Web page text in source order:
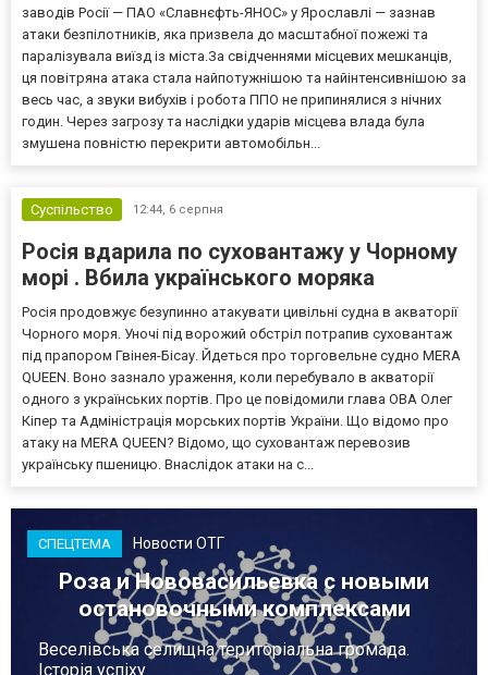
заводів Росії — ПАО «Славнєфть-ЯНОС» у Ярославлі — зазнав
атаки безпілотників, яка призвела до масштабної пожежі та
паралізувала виїзд із міста.За свідченнями місцевих мешканців,
ця повітряна атака стала найпотужнішою та найінтенсивнішою за
весь час, а звуки вибухів і робота ППО не припинялися з нічних
годин. Через загрозу та наслідки ударів місцева влада була
змушена повністю перекрити автомобільн...
Суспільство 12:44, 6 серпня
Росія вдарила по суховантажу у Чорному
морі . Вбила українського моряка
Росія продовжує безупинно атакувати цивільні судна в акваторії
Чорного моря. Уночі під ворожий обстріл потрапив суховантаж
під прапором Гвінея-Бісау. Йдеться про торговельне судно MERA
QUEEN. Воно зазнало ураження, коли перебувало в акваторії
одного з українських портів. Про це повідомили глава ОВА Олег
Кіпер та Адміністрація морських портів України. Що відомо про
атаку на MERA QUEEN? Відомо, що суховантаж перевозив
українську пшеницю. Внаслідок атаки на с...
СПЕЦТЕМА Новости ОТГ
Роза и Нововасильевка с новыми
остановочными комплексами
Веселівська селищна територіальна громада.
Історія успіху